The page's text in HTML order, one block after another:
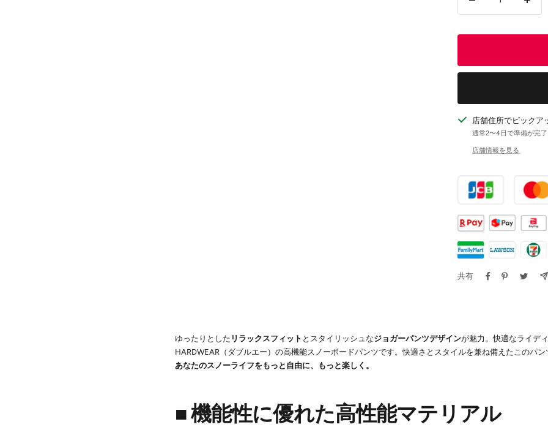
を
す
数
を
す
店舗住所でピックア
通常2〜4日で準備が完
店舗情報を見る
共有
ゆったりとした リラックスフィット とスタイリッシュなジョガーパンツデザインが魅力。快適なライデ
HARDWEAR（ダブルエー）の高機能スノーボードパンツです。快適さとスタイルを兼ね備えたこのパン
あなたのスノーライフをもっと自由に、もっと楽しく。
■ 機能性に優れた高性能マテリアル